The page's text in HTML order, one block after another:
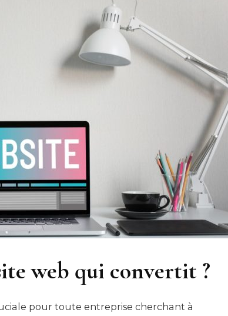
web qui convertit ?
pour toute entreprise cherchant à